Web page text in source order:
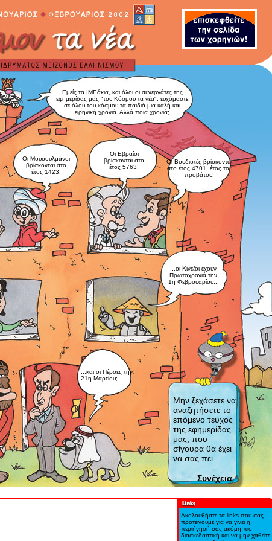
Μην ξεχάσετε να
αναζητήσετε το
επόμενο τεύχος
της εφημερίδας
μας, που
σίγουρα θα έχει
να σας πει
Συνέχεια
Εμείς τα ΙΜΕάκια, και όλοι οι συνεργάτες της
εφημερίδας μας "του Κόσμου τα νέα", ευχόμαστε
σε όλου του κόσμου τα παιδιά μια καλή και
ειρηνική χρονιά. Αλλά ποια χρονιά;
Οι Μουσουλμάνοι
βρίσκονται στο
έτος 1423!
Οι Εβραίοι
βρίσκονται στο
έτος 5763!
Οι Βουδιστές βρίσκονται
στο έτος 4701, έτος του
προβάτου!
...οι Κινέζοι έχουν
Πρωτοχρονιά την
1η Φεβρουαρίου...
...και οι Πέρσες την
21η Μαρτίου;
Ακολουθήστε τα links που σας
προτείνουμε για να γίνει η
περιήγησή σας ακόμη πιο
διασκεδαστική και να μην χαθείτε